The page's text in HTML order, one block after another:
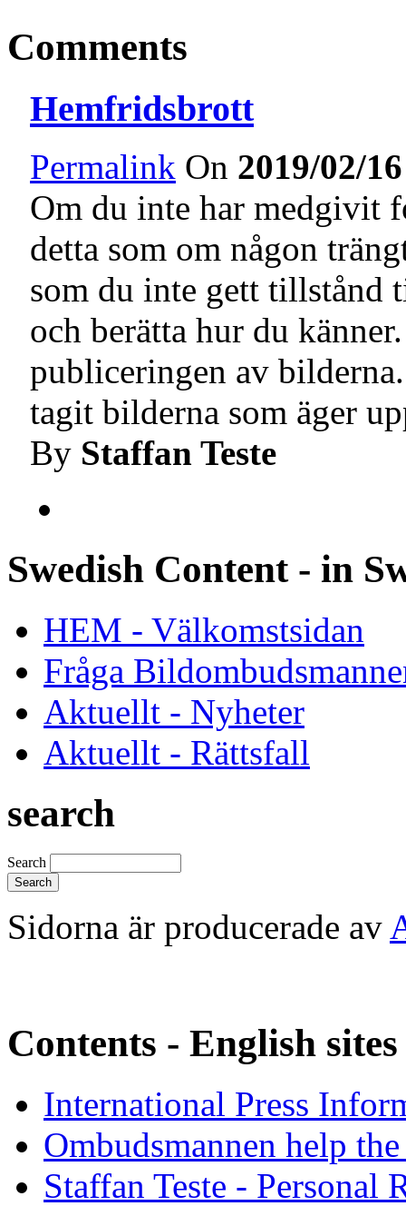
Comments
Hemfridsbrott
Permalink On 2019/02/
Om du inte har medgivit
detta som om någon
som du inte gett tillstånd
och berätta hur du
publiceringen av
tagit bilderna som äger
By Staffan Teste
Swedish Content - in
HEM - Välkomstsidan
Fråga
Aktuellt - Nyheter
Aktuellt - Rättsfall
search
Search
Sidorna är producerade av
Contents - English sites
International Press
Ombudsmannen help
Staffan Teste - Personal